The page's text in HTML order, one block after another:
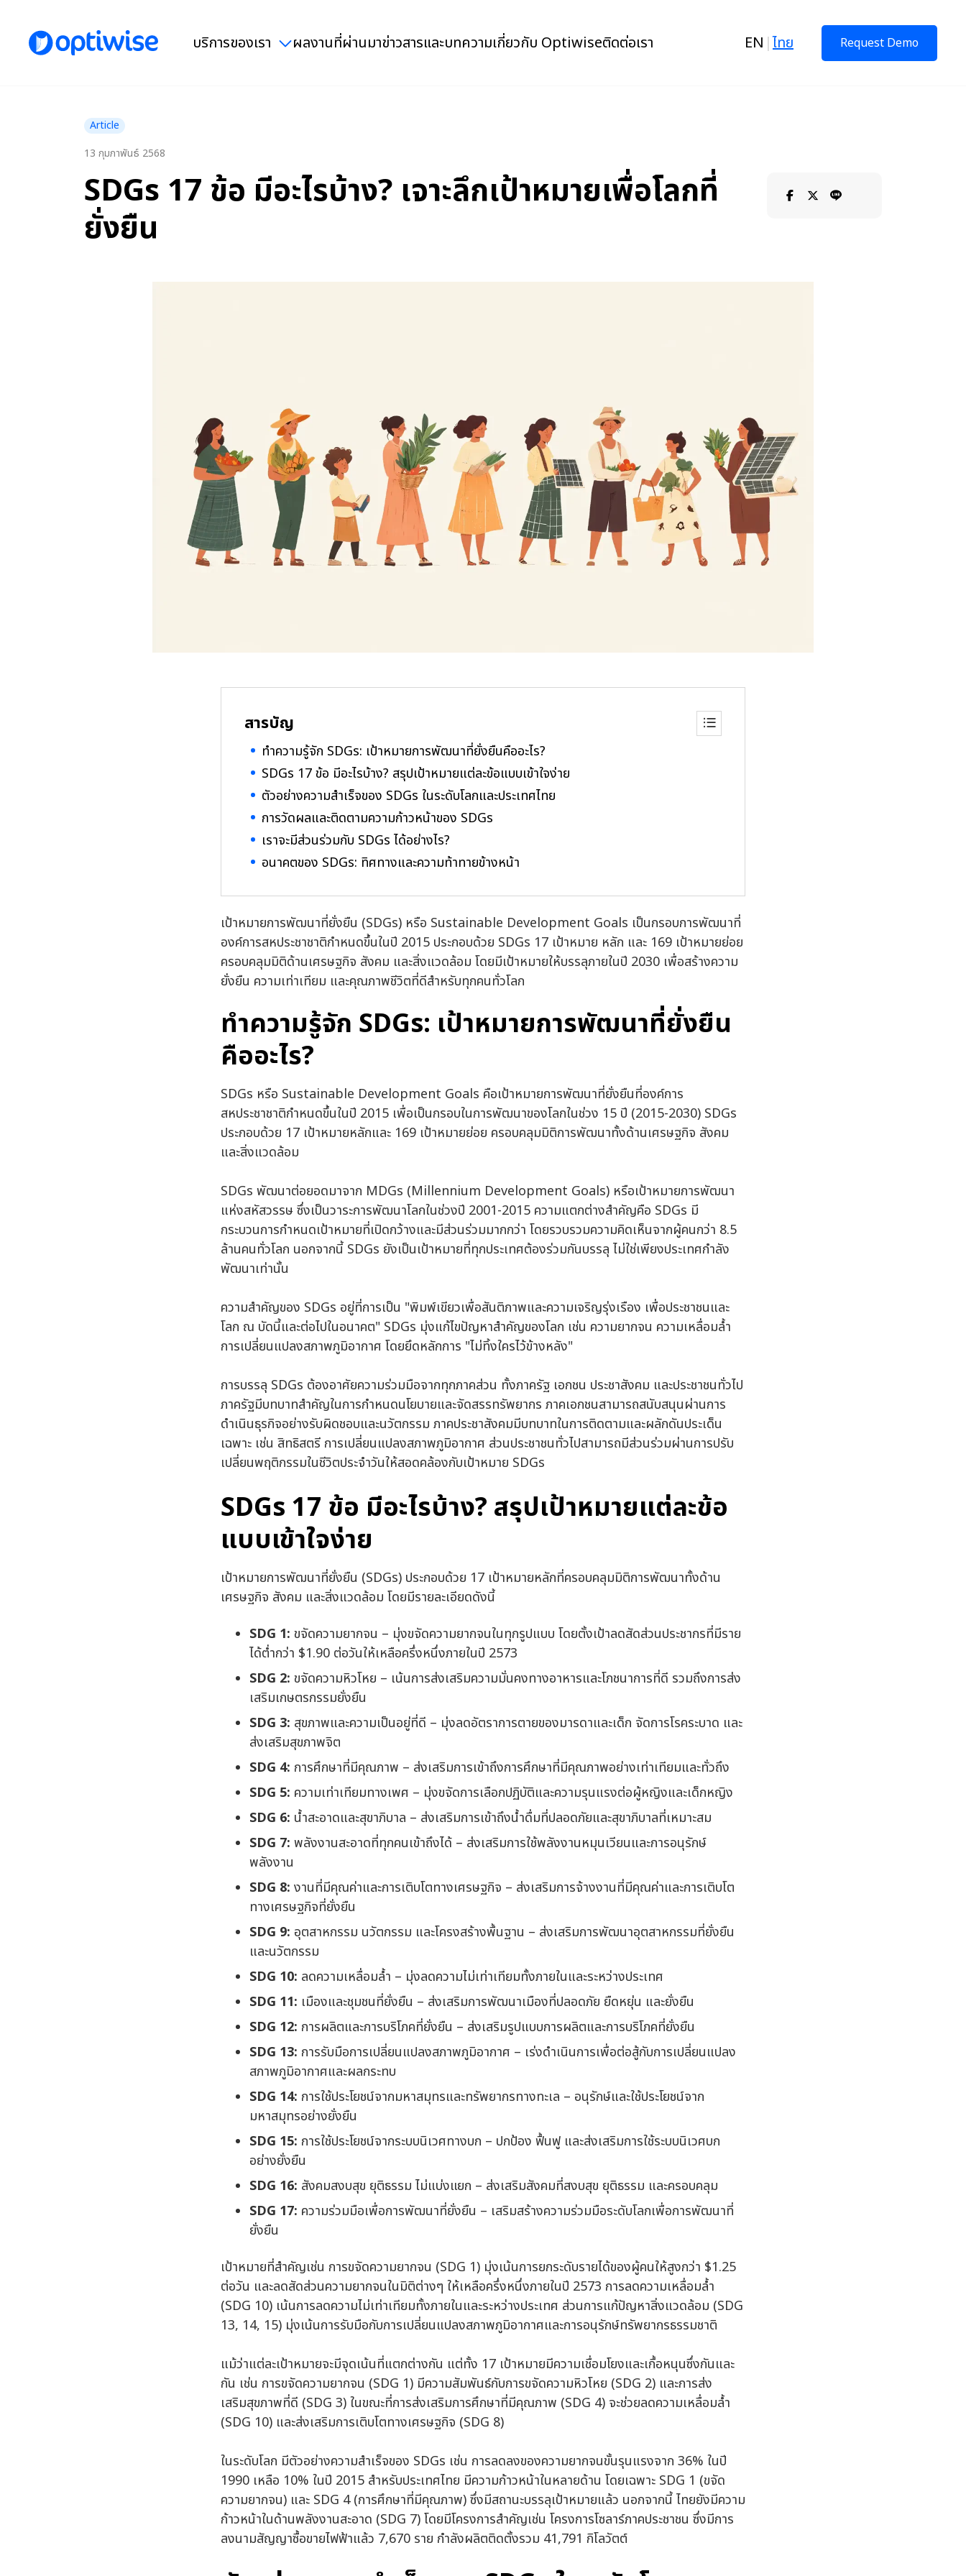
EN |ไทย
บริการของเรา ผลงานที่ผ่านมาข่าวสารและบทความเกี่ยวกับ Optiwiseติดต่อเรา Request Demo
Article
13 กุมภาพันธ์ 2568
SDGs 17 ข้อ มีอะไรบ้าง? เจาะลึกเป้าหมายเพื่อโลกที่
ยั่งยืน
สารบัญ
ทำความรู้จัก SDGs: เป้าหมายการพัฒนาที่ยั่งยืนคืออะไร?
SDGs 17 ข้อ มีอะไรบ้าง? สรุปเป้าหมายแต่ละข้อแบบเข้าใจง่าย
ตัวอย่างความสำเร็จของ SDGs ในระดับโลกและประเทศไทย
การวัดผลและติดตามความก้าวหน้าของ SDGs
เราจะมีส่วนร่วมกับ SDGs ได้อย่างไร?
อนาคตของ SDGs: ทิศทางและความท้าทายข้างหน้า
เป้าหมายการพัฒนาที่ยั่งยืน (SDGs) หรือ Sustainable Development Goals เป็นกรอบการพัฒนาที่
องค์การสหประชาชาติกำหนดขึ้นในปี 2015 ประกอบด้วย SDGs 17 เป้าหมาย หลัก และ 169 เป้าหมายย่อย
ครอบคลุมมิติด้านเศรษฐกิจ สังคม และสิ่งแวดล้อม โดยมีเป้าหมายให้บรรลุภายในปี 2030 เพื่อสร้างความ
ยั่งยืน ความเท่าเทียม และคุณภาพชีวิตที่ดีสำหรับทุกคนทั่วโลก
ทำความรู้จัก SDGs: เป้าหมายการพัฒนาที่ยั่งยืน
คืออะไร?
SDGs หรือ Sustainable Development Goals คือเป้าหมายการพัฒนาที่ยั่งยืนที่องค์การ
สหประชาชาติกำหนดขึ้นในปี 2015 เพื่อเป็นกรอบในการพัฒนาของโลกในช่วง 15 ปี (2015-2030) SDGs
ประกอบด้วย 17 เป้าหมายหลักและ 169 เป้าหมายย่อย ครอบคลุมมิติการพัฒนาทั้งด้านเศรษฐกิจ สังคม
และสิ่งแวดล้อม
SDGs พัฒนาต่อยอดมาจาก MDGs (Millennium Development Goals) หรือเป้าหมายการพัฒนา
แห่งสหัสวรรษ ซึ่งเป็นวาระการพัฒนาโลกในช่วงปี 2001-2015 ความแตกต่างสำคัญคือ SDGs มี
กระบวนการกำหนดเป้าหมายที่เปิดกว้างและมีส่วนร่วมมากกว่า โดยรวบรวมความคิดเห็นจากผู้คนกว่า 8.5
ล้านคนทั่วโลก นอกจากนี้ SDGs ยังเป็นเป้าหมายที่ทุกประเทศต้องร่วมกันบรรลุ ไม่ใช่เพียงประเทศกำลัง
พัฒนาเท่านั้น
ความสำคัญของ SDGs อยู่ที่การเป็น "พิมพ์เขียวเพื่อสันติภาพและความเจริญรุ่งเรือง เพื่อประชาชนและ
โลก ณ บัดนี้และต่อไปในอนาคต" SDGs มุ่งแก้ไขปัญหาสำคัญของโลก เช่น ความยากจน ความเหลื่อมล้ำ
การเปลี่ยนแปลงสภาพภูมิอากาศ โดยยึดหลักการ "ไม่ทิ้งใครไว้ข้างหลัง"
การบรรลุ SDGs ต้องอาศัยความร่วมมือจากทุกภาคส่วน ทั้งภาครัฐ เอกชน ประชาสังคม และประชาชนทั่วไป
ภาครัฐมีบทบาทสำคัญในการกำหนดนโยบายและจัดสรรทรัพยากร ภาคเอกชนสามารถสนับสนุนผ่านการ
ดำเนินธุรกิจอย่างรับผิดชอบและนวัตกรรม ภาคประชาสังคมมีบทบาทในการติดตามและผลักดันประเด็น
เฉพาะ เช่น สิทธิสตรี การเปลี่ยนแปลงสภาพภูมิอากาศ ส่วนประชาชนทั่วไปสามารถมีส่วนร่วมผ่านการปรับ
เปลี่ยนพฤติกรรมในชีวิตประจำวันให้สอดคล้องกับเป้าหมาย SDGs
SDGs 17 ข้อ มีอะไรบ้าง? สรุปเป้าหมายแต่ละข้อ
แบบเข้าใจง่าย
เป้าหมายการพัฒนาที่ยั่งยืน (SDGs) ประกอบด้วย 17 เป้าหมายหลักที่ครอบคลุมมิติการพัฒนาทั้งด้าน
เศรษฐกิจ สังคม และสิ่งแวดล้อม โดยมีรายละเอียดดังนี้
SDG 1: ขจัดความยากจน – มุ่งขจัดความยากจนในทุกรูปแบบ โดยตั้งเป้าลดสัดส่วนประชากรที่มีราย
ได้ต่ำกว่า $1.90 ต่อวันให้เหลือครึ่งหนึ่งภายในปี 2573
SDG 2: ขจัดความหิวโหย – เน้นการส่งเสริมความมั่นคงทางอาหารและโภชนาการที่ดี รวมถึงการส่ง
เสริมเกษตรกรรมยั่งยืน
SDG 3: สุขภาพและความเป็นอยู่ที่ดี – มุ่งลดอัตราการตายของมารดาและเด็ก จัดการโรคระบาด และ
ส่งเสริมสุขภาพจิต
SDG 4: การศึกษาที่มีคุณภาพ – ส่งเสริมการเข้าถึงการศึกษาที่มีคุณภาพอย่างเท่าเทียมและทั่วถึง
SDG 5: ความเท่าเทียมทางเพศ – มุ่งขจัดการเลือกปฏิบัติและความรุนแรงต่อผู้หญิงและเด็กหญิง
SDG 6: น้ำสะอาดและสุขาภิบาล – ส่งเสริมการเข้าถึงน้ำดื่มที่ปลอดภัยและสุขาภิบาลที่เหมาะสม
SDG 7: พลังงานสะอาดที่ทุกคนเข้าถึงได้ – ส่งเสริมการใช้พลังงานหมุนเวียนและการอนุรักษ์
พลังงาน
SDG 8: งานที่มีคุณค่าและการเติบโตทางเศรษฐกิจ – ส่งเสริมการจ้างงานที่มีคุณค่าและการเติบโต
ทางเศรษฐกิจที่ยั่งยืน
SDG 9: อุตสาหกรรม นวัตกรรม และโครงสร้างพื้นฐาน – ส่งเสริมการพัฒนาอุตสาหกรรมที่ยั่งยืน
และนวัตกรรม
SDG 10: ลดความเหลื่อมล้ำ – มุ่งลดความไม่เท่าเทียมทั้งภายในและระหว่างประเทศ
SDG 11: เมืองและชุมชนที่ยั่งยืน – ส่งเสริมการพัฒนาเมืองที่ปลอดภัย ยืดหยุ่น และยั่งยืน
SDG 12: การผลิตและการบริโภคที่ยั่งยืน – ส่งเสริมรูปแบบการผลิตและการบริโภคที่ยั่งยืน
SDG 13: การรับมือการเปลี่ยนแปลงสภาพภูมิอากาศ – เร่งดำเนินการเพื่อต่อสู้กับการเปลี่ยนแปลง
สภาพภูมิอากาศและผลกระทบ
SDG 14: การใช้ประโยชน์จากมหาสมุทรและทรัพยากรทางทะเล – อนุรักษ์และใช้ประโยชน์จาก
มหาสมุทรอย่างยั่งยืน
SDG 15: การใช้ประโยชน์จากระบบนิเวศทางบก – ปกป้อง ฟื้นฟู และส่งเสริมการใช้ระบบนิเวศบก
อย่างยั่งยืน
SDG 16: สังคมสงบสุข ยุติธรรม ไม่แบ่งแยก – ส่งเสริมสังคมที่สงบสุข ยุติธรรม และครอบคลุม
SDG 17: ความร่วมมือเพื่อการพัฒนาที่ยั่งยืน – เสริมสร้างความร่วมมือระดับโลกเพื่อการพัฒนาที่
ยั่งยืน
เป้าหมายที่สำคัญเช่น การขจัดความยากจน (SDG 1) มุ่งเน้นการยกระดับรายได้ของผู้คนให้สูงกว่า $1.25
ต่อวัน และลดสัดส่วนความยากจนในมิติต่างๆ ให้เหลือครึ่งหนึ่งภายในปี 2573 การลดความเหลื่อมล้ำ
(SDG 10) เน้นการลดความไม่เท่าเทียมทั้งภายในและระหว่างประเทศ ส่วนการแก้ปัญหาสิ่งแวดล้อม (SDG
13, 14, 15) มุ่งเน้นการรับมือกับการเปลี่ยนแปลงสภาพภูมิอากาศและการอนุรักษ์ทรัพยากรธรรมชาติ
แม้ว่าแต่ละเป้าหมายจะมีจุดเน้นที่แตกต่างกัน แต่ทั้ง 17 เป้าหมายมีความเชื่อมโยงและเกื้อหนุนซึ่งกันและ
กัน เช่น การขจัดความยากจน (SDG 1) มีความสัมพันธ์กับการขจัดความหิวโหย (SDG 2) และการส่ง
เสริมสุขภาพที่ดี (SDG 3) ในขณะที่การส่งเสริมการศึกษาที่มีคุณภาพ (SDG 4) จะช่วยลดความเหลื่อมล้ำ
(SDG 10) และส่งเสริมการเติบโตทางเศรษฐกิจ (SDG 8)
ในระดับโลก มีตัวอย่างความสำเร็จของ SDGs เช่น การลดลงของความยากจนขั้นรุนแรงจาก 36% ในปี
1990 เหลือ 10% ในปี 2015 สำหรับประเทศไทย มีความก้าวหน้าในหลายด้าน โดยเฉพาะ SDG 1 (ขจัด
ความยากจน) และ SDG 4 (การศึกษาที่มีคุณภาพ) ซึ่งมีสถานะบรรลุเป้าหมายแล้ว นอกจากนี้ ไทยยังมีความ
ก้าวหน้าในด้านพลังงานสะอาด (SDG 7) โดยมีโครงการสำคัญเช่น โครงการโซลาร์ภาคประชาชน ซึ่งมีการ
ลงนามสัญญาซื้อขายไฟฟ้าแล้ว 7,670 ราย กำลังผลิตติดตั้งรวม 41,791 กิโลวัตต์